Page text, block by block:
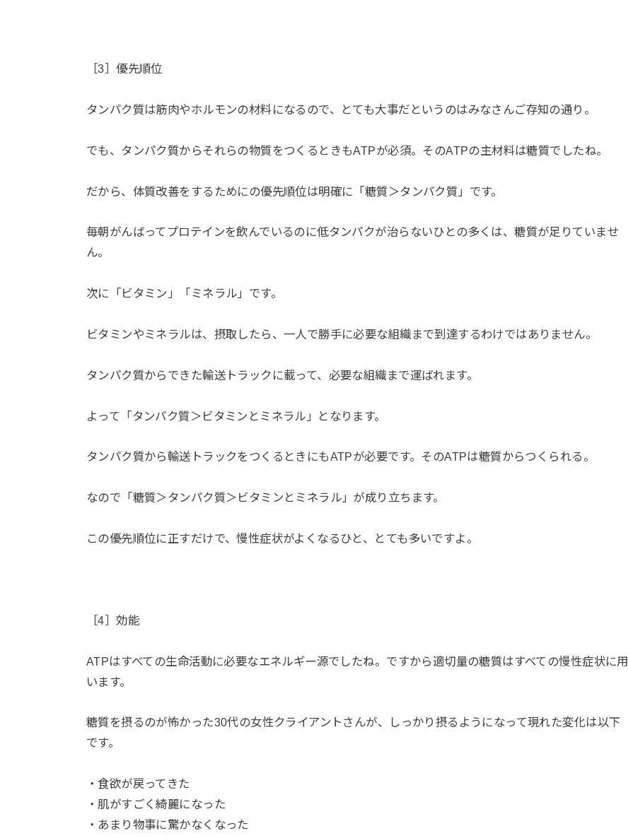
［3］優先順位
タンパク質は筋肉やホルモンの材料になるので、とても大事だというのはみなさんご存知の通り。
でも、タンパク質からそれらの物質をつくるときもATPが必須。そのATPの主材料は糖質でしたね。
だから、体質改善をするためにの優先順位は明確に「糖質＞タンパク質」です。
毎朝がんばってプロテインを飲んでいるのに低タンパクが治らないひとの多くは、糖質が足りていませ
ん。
次に「ビタミン」「ミネラル」です。
ビタミンやミネラルは、摂取したら、一人で勝手に必要な組織まで到達するわけではありません。
タンパク質からできた輸送トラックに載って、必要な組織まで運ばれます。
よって「タンパク質＞ビタミンとミネラル」となります。
タンパク質から輸送トラックをつくるときにもATPが必要です。そのATPは糖質からつくられる。
なので「糖質＞タンパク質＞ビタミンとミネラル」が成り立ちます。
この優先順位に正すだけで、慢性症状がよくなるひと、とても多いですよ。
［4］効能
ATPはすべての生命活動に必要なエネルギー源でしたね。ですから適切量の糖質はすべての慢性症状に用
います。
糖質を摂るのが怖かった30代の女性クライアントさんが、しっかり摂るようになって現れた変化は以下
です。
・食欲が戻ってきた
・肌がすごく綺麗になった
・あまり物事に驚かなくなった